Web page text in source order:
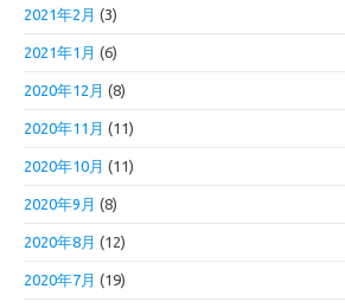
2021年2月 (3)
2021年1月 (6)
2020年12月 (8)
2020年11月 (11)
2020年10月 (11)
2020年9月 (8)
2020年8月 (12)
2020年7月 (19)